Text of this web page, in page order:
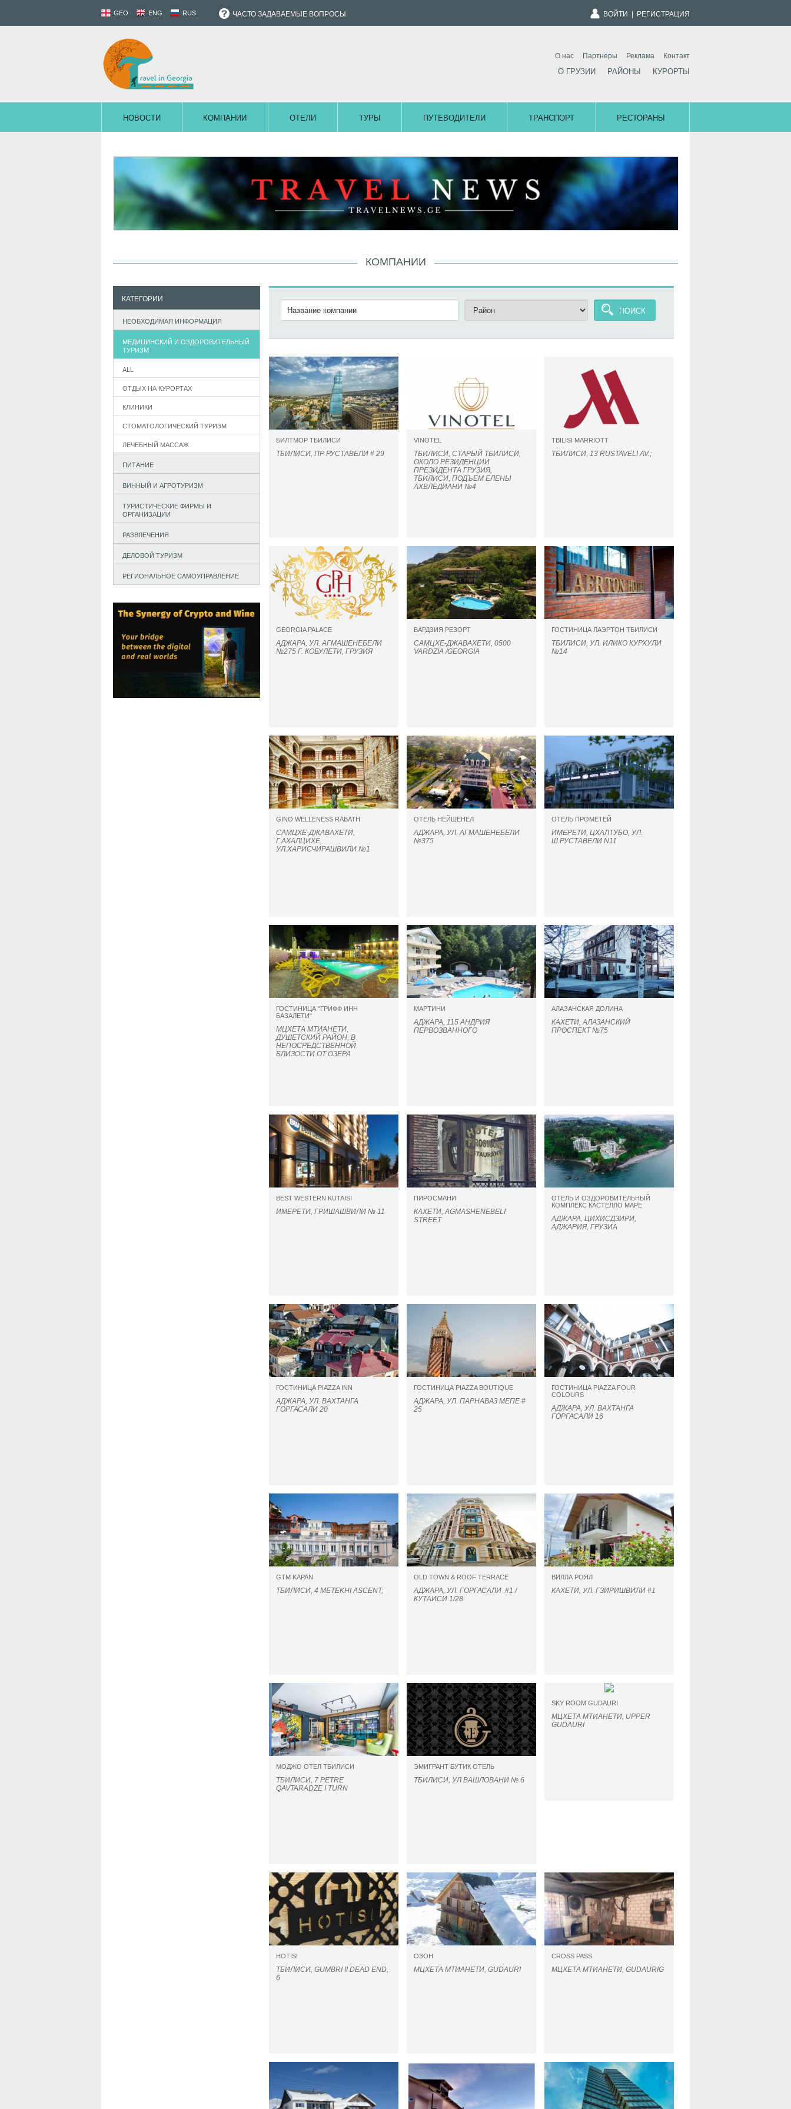
GEO ENG RUS ЧАСТО ЗАДАВАЕМЫЕ ВОПРОСЫ ВОЙТИ РЕГИСТРАЦИЯ
О нас Партнеры Реклама Контакт
О ГРУЗИИ РАЙОНЫ КУРОРТЫ
НОВОСТИ КОМПАНИИ ОТЕЛИ ТУРЫ ПУТЕВОДИТЕЛИ ТРАНСПОРТ РЕСТОРАНЫ
КОМПАНИИ
КАТЕГОРИИ
НЕОБХОДИМАЯ ИНФОРМАЦИЯ
МЕДИЦИНСКИЙ И ОЗДОРОВИТЕЛЬНЫЙ
ТУРИЗМ
ALL
ОТДЫХ НА КУРОРТАХ
КЛИНИКИ
СТОМАТОЛОГИЧЕСКИЙ ТУРИЗМ
ЛЕЧЕБНЫЙ МАССАЖ
ПИТАНИЕ
ВИННЫЙ И АГРОТУРИЗМ
ТУРИСТИЧЕСКИЕ ФИРМЫ И
ОРГАНИЗАЦИИ
РАЗВЛЕЧЕНИЯ
ДЕЛОВОЙ ТУРИЗМ
РЕГИОНАЛЬНОЕ САМОУПРАВЛЕНИЕ
ПОИСК
БИЛТМОР ТБИЛИСИ
ТБИЛИСИ, ПР РУСТАВЕЛИ # 29
VINOTEL
ТБИЛИСИ, СТАРЫЙ ТБИЛИСИ,
ОКОЛО РЕЗИДЕНЦИИ
ПРЕЗИДЕНТА ГРУЗИЯ,
ТБИЛИСИ, ПОДЪЕМ ЕЛЕНЫ
АХВЛЕДИАНИ №4
TBILISI MARRIOTT
ТБИЛИСИ, 13 RUSTAVELI AV.;
GEORGIA PALACE
АДЖАРА, УЛ. АГМАШЕНЕБЕЛИ
№275 Г. КОБУЛЕТИ, ГРУЗИЯ
ВАРДЗИЯ РЕЗОРТ
САМЦХЕ-ДЖАВАХЕТИ, 0500
VARDZIA /GEORGIA
ГОСТИНИЦА ЛАЭРТОН ТБИЛИСИ
ТБИЛИСИ, УЛ. ИЛИКО КУРХУЛИ
№14
GINO WELLENESS RABATH
САМЦХЕ-ДЖАВАХЕТИ,
Г.АХАЛЦИХЕ,
УЛ.ХАРИСЧИРАШВИЛИ №1
ОТЕЛЬ НЕЙШЕНЕЛ
АДЖАРА, УЛ. АГМАШЕНЕБЕЛИ
№375
ОТЕЛЬ ПРОМЕТЕЙ
ИМЕРЕТИ, ЦХАЛТУБО, УЛ.
Ш.РУСТАВЕЛИ N11
ГОСТИНИЦА "ГРИФФ ИНН
БАЗАЛЕТИ"
МЦХЕТА МТИАНЕТИ,
ДУШЕТСКИЙ РАЙОН, В
НЕПОСРЕДСТВЕННОЙ
БЛИЗОСТИ ОТ ОЗЕРА
МАРТИНИ
АДЖАРА, 115 АНДРИЯ
ПЕРВОЗВАННОГО
АЛАЗАНСКАЯ ДОЛИНА
КАХЕТИ, АЛАЗАНСКИЙ
ПРОСПЕКТ №75
BEST WESTERN KUTAISI
ИМЕРЕТИ, ГРИШАШВИЛИ № 11
ПИРОСМАНИ
КАХЕТИ, AGMASHENEBELI
STREET
OТЕЛЬ И ОЗДОРОВИТЕЛЬНЫЙ
КОМПЛЕКС КАСТЕЛЛО МАРЕ
АДЖАРА, ЦИХИСДЗИРИ,
АДЖАРИЯ, ГРУЗИА
ГОСТИНИЦА PIAZZA INN
АДЖАРА, УЛ. ВАХТАНГА
ГОРГАСАЛИ 20
ГОСТИНИЦА PIAZZA BOUTIQUE
АДЖАРА, УЛ. ПАРНАВАЗ МЕПЕ #
25
ГОСТИНИЦА PIAZZA FOUR
COLOURS
АДЖАРА, УЛ. ВАХТАНГА
ГОРГАСАЛИ 16
GTM KAPAN
ТБИЛИСИ, 4 METEKHI ASCENT;
OLD TOWN & ROOF TERRACE
АДЖАРА, УЛ. ГОРГАСАЛИ .#1 /
КУТАИСИ 1/28
ВИЛЛА РОЯЛ
КАХЕТИ, УЛ. ГЗИРИШВИЛИ #1
МОДЖО ОТЕЛ ТБИЛИСИ
ТБИЛИСИ, 7 PETRE
QAVTARADZE I TURN
ЭМИГРАНТ БУТИК ОТЕЛЬ
ТБИЛИСИ, УЛ ВАШЛОВАНИ № 6
SKY ROOM GUDAURI
МЦХЕТА МТИАНЕТИ, UPPER
GUDAURI
HOTISI
ТБИЛИСИ, GUMBRI II DEAD END,
6
ОЗОН
МЦХЕТА МТИАНЕТИ, GUDAURI
CROSS PASS
МЦХЕТА МТИАНЕТИ, GUDAURIG